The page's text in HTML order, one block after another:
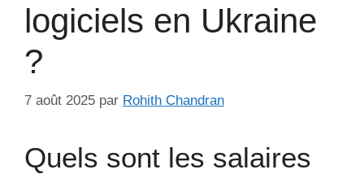
logiciels en Ukraine
?
7 août 2025 par Rohith Chandran
Quels sont les salaires